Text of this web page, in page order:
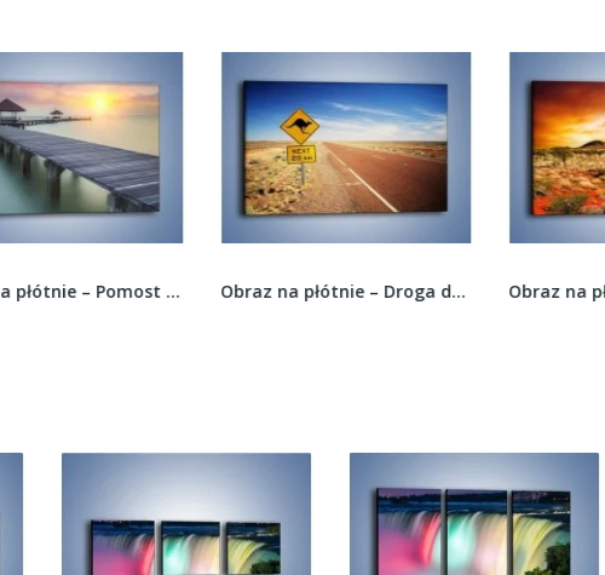
Obraz na płótnie – Pomost we mgle –... Obraz na płótnie – Droga do raju przez... Obraz na płótnie – Oaza w kolorach ognistej...